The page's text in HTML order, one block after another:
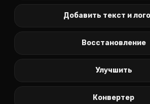
Добавить текст и
Восстановление
Улучшить
Конвертер